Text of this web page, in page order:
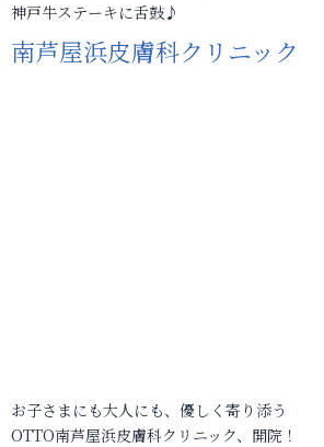
神戸牛ステーキに舌鼓♪
南芦屋浜皮膚科クリニック
お子さまにも大人にも、優しく寄り添う
OTTO南芦屋浜皮膚科クリニック、開院！